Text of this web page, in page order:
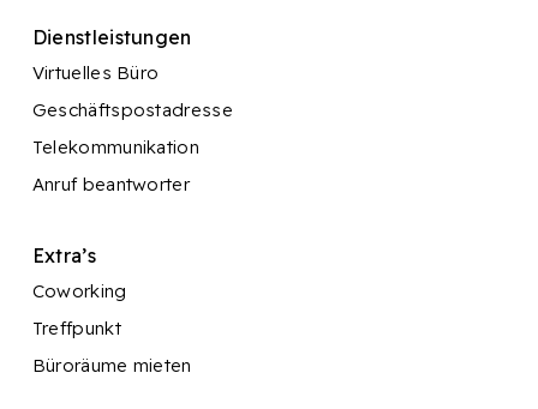
Dienstleistungen
Virtuelles Büro
Geschäftspostadresse
Telekommunikation
Anruf beantworter
Extra’s
Coworking
Treffpunkt
Büroräume mieten